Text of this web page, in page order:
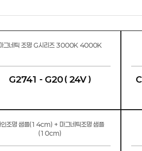
마그네틱 조명 G시리즈 3000K 4000K
G2741 - G20 ( 24V )
인조명 샘플(14cm) + 마그네틱조명 샘플
(10cm)